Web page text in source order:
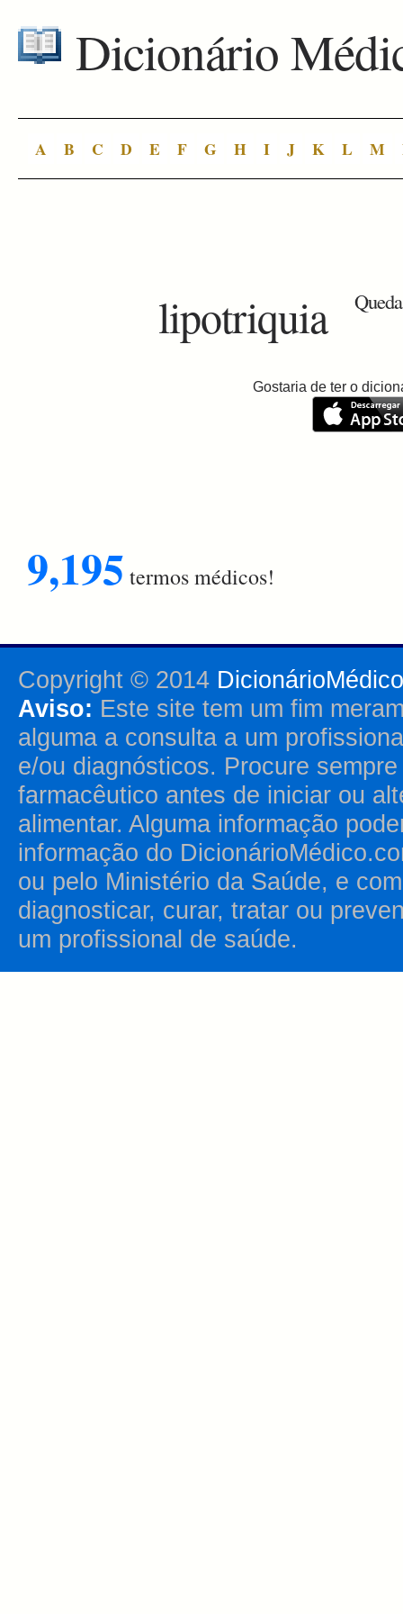
Dicionário
A B C D E F G H I J K L M
lipotriquia
Gostaria de ter o
9,195 termos médicos!
Copyright © 2014
Aviso: Este site tem um fim
alguma a consulta a um
e/ou diagnósticos. Procure
farmacêutico antes de iniciar ou
alimentar. Alguma informação
informação do
ou pelo Ministério da Saúde, e
diagnosticar, curar, tratar ou
um profissional de saúde.